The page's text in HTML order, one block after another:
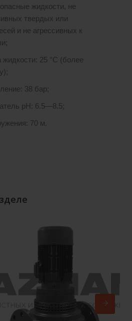
жидкости, не
твердых или
и не агрессивных к
жидкости: 25 °C (более
38 бар;
pH: 6.5—8.5;
70 м.